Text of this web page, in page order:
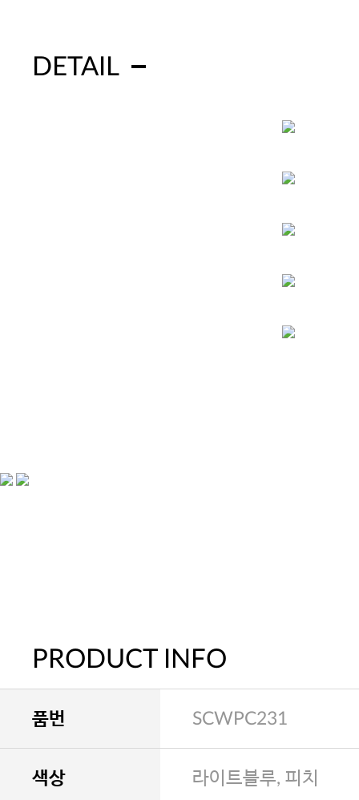
DETAIL
PRODUCT INFO
품번 SCWPC231
색상 라이트블루, 피치